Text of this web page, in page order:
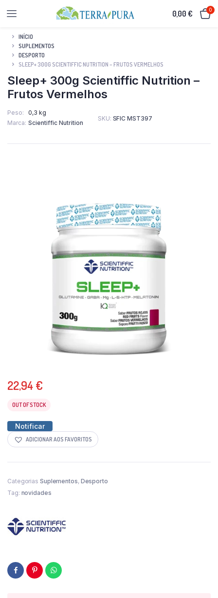
0,00€ 0
INÍCIO
SUPLEMENTOS
DESPORTO
SLEEP+ 300G SCIENTIFFIC NUTRITION – FRUTOS VERMELHOS
Sleep+ 300g Scientiffic Nutrition –
Frutos Vermelhos
Peso
0,3 kg
Marca Scientiffic Nutrition
SKU: SFIC MST397
22,94€
OUT OF STOCK
Notificar
ADICIONAR AOS FAVORITOS
Categorias Suplementos, Desporto
Tag: novidades